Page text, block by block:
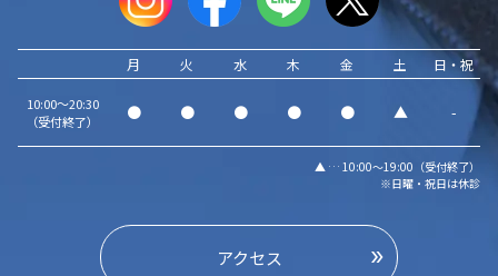
月 火 水 木 金 土 日・祝
10:00～20:30
（受付終了）
● ● ● ● ● ▲ -
▲ … 10:00～19:00（受付終了）
※日曜・祝日は休診
アクセス